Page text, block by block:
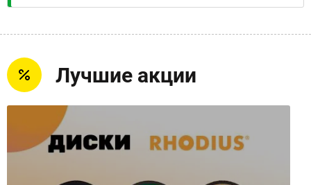
Лучшие акции